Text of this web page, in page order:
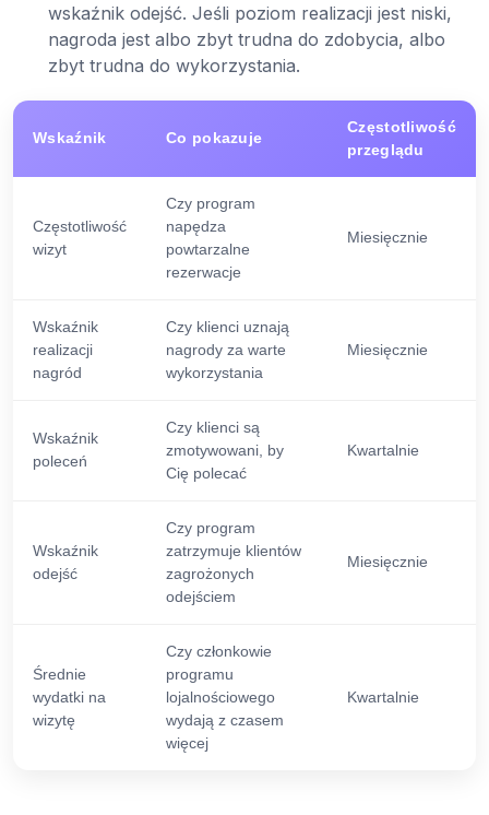
wskaźnik odejść. Jeśli poziom realizacji jest niski,
nagroda jest albo zbyt trudna do zdobycia, albo
zbyt trudna do wykorzystania.
Wskaźnik Co pokazuje
Częstotliwość
przeglądu
Częstotliwość
wizyt
Czy program
napędza
powtarzalne
rezerwacje
Miesięcznie
Wskaźnik
realizacji
nagród
Czy klienci uznają
nagrody za warte
wykorzystania
Miesięcznie
Wskaźnik
poleceń
Czy klienci są
zmotywowani, by
Cię polecać
Kwartalnie
Wskaźnik
odejść
Czy program
zatrzymuje klientów
zagrożonych
odejściem
Miesięcznie
Średnie
wydatki na
wizytę
Czy członkowie
programu
lojalnościowego
wydają z czasem
więcej
Kwartalnie